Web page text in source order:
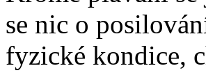
se nic o
fyzické kondice,